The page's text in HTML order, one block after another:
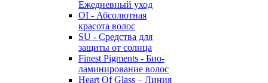
Eжедневный уход
OI - Абсолютная
красота волос
SU - Средства для
защиты от солнца
Finest Pigments - Био-
ламинирование волос
Heart Of Glass – Линия